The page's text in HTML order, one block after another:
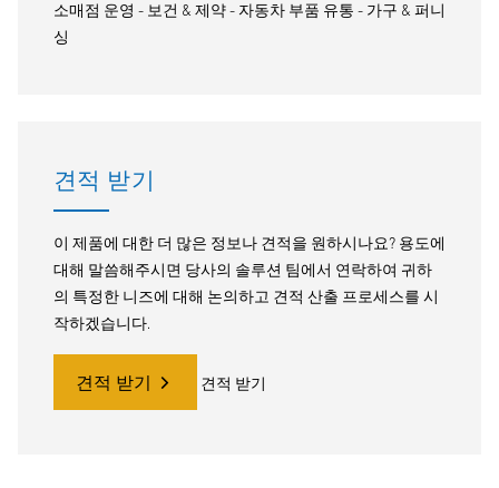
소매점 운영 - 보건 & 제약 - 자동차 부품 유통 - 가구 & 퍼니
싱
견적 받기
이 제품에 대한 더 많은 정보나 견적을 원하시나요? 용도에
대해 말씀해주시면 당사의 솔루션 팀에서 연락하여 귀하
의 특정한 니즈에 대해 논의하고 견적 산출 프로세스를 시
작하겠습니다.
견적 받기 견적 받기